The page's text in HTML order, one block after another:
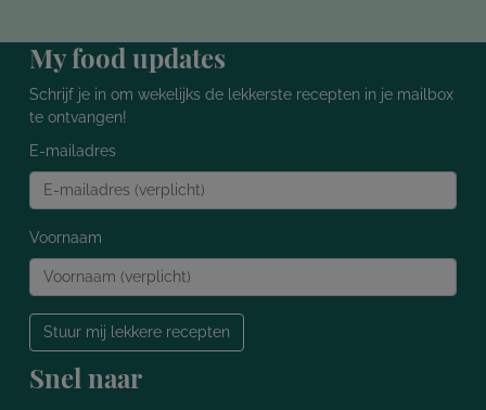
My food updates
Schrijf je in om wekelijks de lekkerste recepten in je mailbox
te ontvangen!
E-mailadres
Voornaam
Stuur mij lekkere recepten
Snel naar